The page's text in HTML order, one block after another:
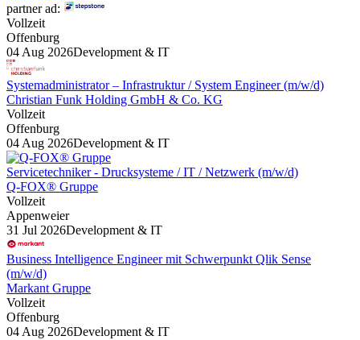
partner ad:
Vollzeit
Offenburg
04 Aug 2026Development & IT
Systemadministrator – Infrastruktur / System Engineer (m/w/d)
Christian Funk Holding GmbH & Co. KG
Vollzeit
Offenburg
04 Aug 2026Development & IT
Servicetechniker - Drucksysteme / IT / Netzwerk (m/w/d)
Q-FOX® Gruppe
Vollzeit
Appenweier
31 Jul 2026Development & IT
Business Intelligence Engineer mit Schwerpunkt Qlik Sense
(m/w/d)
Markant Gruppe
Vollzeit
Offenburg
04 Aug 2026Development & IT